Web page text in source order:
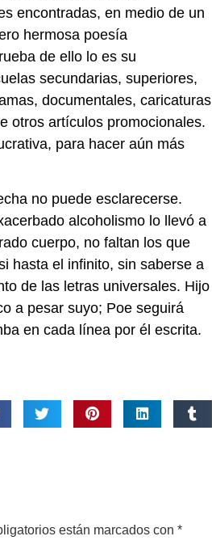
encontradas, en medio de un
hermosa poesía
de ello lo es su
secundarias, superiores,
documentales, caricaturas
otros artículos promocionales.
para hacer aún más
no puede esclarecerse.
alcoholismo lo llevó a
cuerpo, no faltan los que
hasta el infinito, sin saberse a
de las letras universales. Hijo
a pesar suyo; Poe seguirá
en cada línea por él escrita.
están marcados con *